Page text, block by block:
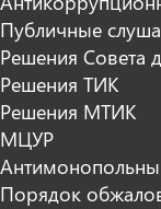
Публичные
Решения Совета
Решения ТИК
Решения МТИК
МЦУР
Порядок